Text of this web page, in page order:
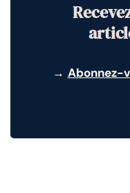
→ Abonnez-